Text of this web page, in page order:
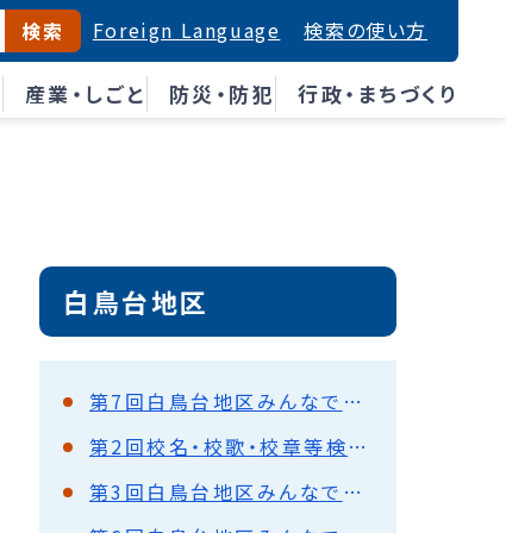
産業・しごと 防災・防犯 行政・まちづくり
検索 Foreign Language 検索の使い方
白鳥台地区
第7回白鳥台地区みんなでつくる義務教育学校推進協議会
第2回校名・校歌・校章等検討部会
第3回白鳥台地区みんなでつくる義務教育学校推進協議会